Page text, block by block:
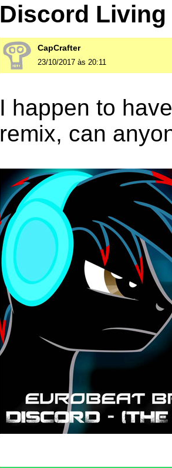
Discord
CapCrafter
23/10/2017 às 20:11
I happen to
remix, can